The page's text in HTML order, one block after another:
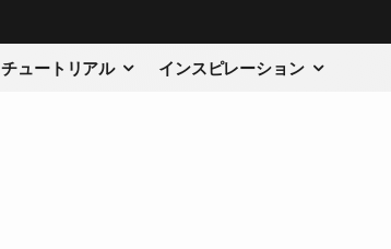
チュートリアル インスピレーション